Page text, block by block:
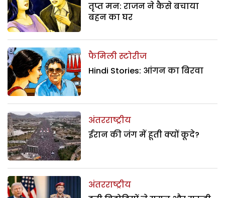
तृप्त मन: राजन ने कैसे बचाया
बहन का घर
फैमिली स्टोरीज
Hindi Stories: आंगन का बिरवा
अंतरराष्ट्रीय
ईरान की जंग में हूती क्यों कूदे?
अंतरराष्ट्रीय